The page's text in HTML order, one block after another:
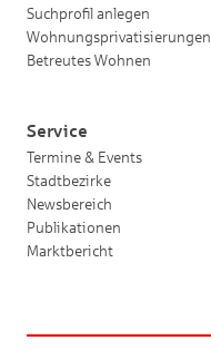
Suchprofil anlegen
Wohnungsprivatisierungen
Betreutes Wohnen
Service
Termine & Events
Stadtbezirke
Newsbereich
Publikationen
Marktbericht